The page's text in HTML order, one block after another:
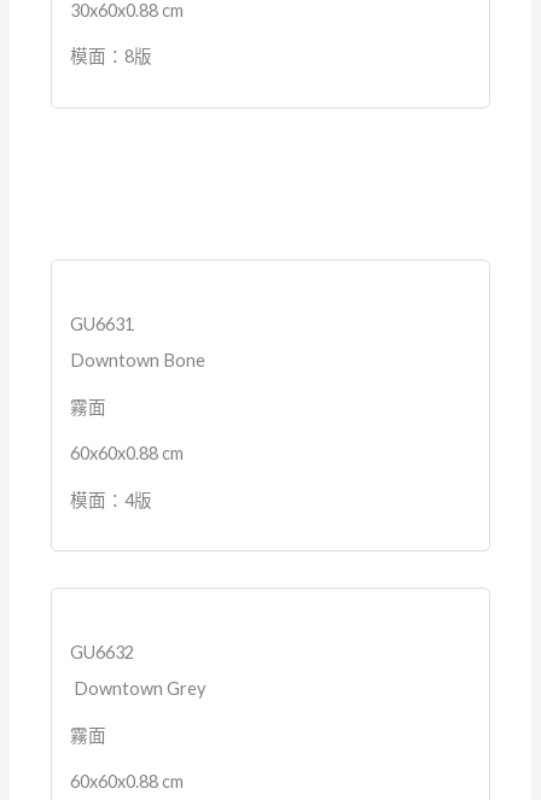
30x60x0.88 cm
模面：8版
GU6631
Downtown Bone
霧面
60x60x0.88 cm
模面：4版
GU6632
Downtown Grey
霧面
60x60x0.88 cm